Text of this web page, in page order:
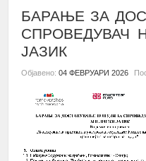
БАРАЊЕ ЗА
СПРОВЕДУВАЧ
ЈАЗИК
Објавено: 04 ФЕВРУАРИ 2026